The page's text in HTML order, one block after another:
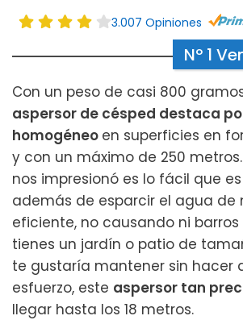
3.007 Opiniones
Nº 1
Con un peso de casi 800
aspersor de césped destaca
homogéneo en superficies en
y con un máximo de 250
nos impresionó es lo fácil que
además de esparcir el agua de
eficiente, no causando ni barros
tienes un jardín o patio de
te gustaría mantener sin hacer
esfuerzo, este aspersor tan
llegar hasta los 18 metros.